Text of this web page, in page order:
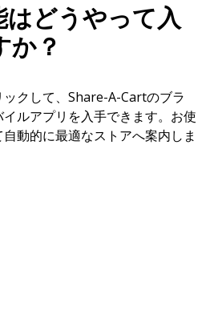
どうやって入
か？
クして、Share-A-Cartのブラ
ルアプリを入手できます。お使
動的に最適なストアへ案内しま